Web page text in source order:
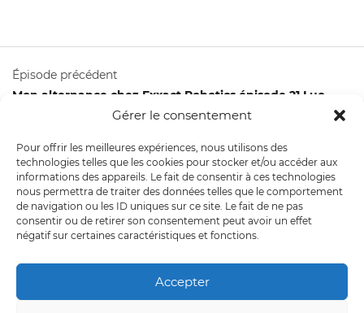
Gérer le consentement
Pour offrir les meilleures expériences, nous utilisons des
technologies telles que les cookies pour stocker et/ou accéder aux
informations des appareils. Le fait de consentir à ces technologies
nous permettra de traiter des données telles que le comportement
de navigation ou les ID uniques sur ce site. Le fait de ne pas
consentir ou de retirer son consentement peut avoir un effet
négatif sur certaines caractéristiques et fonctions.
Accepter
Épisode précédent
Mon alternance chez Exxact Robotics épisode 21 Luc
Mon alternance en IA Vision chez Exxact Robotics
épisode 23 Yassir CHEIKH
© 2026 Exxact Robotics
Mentions légales